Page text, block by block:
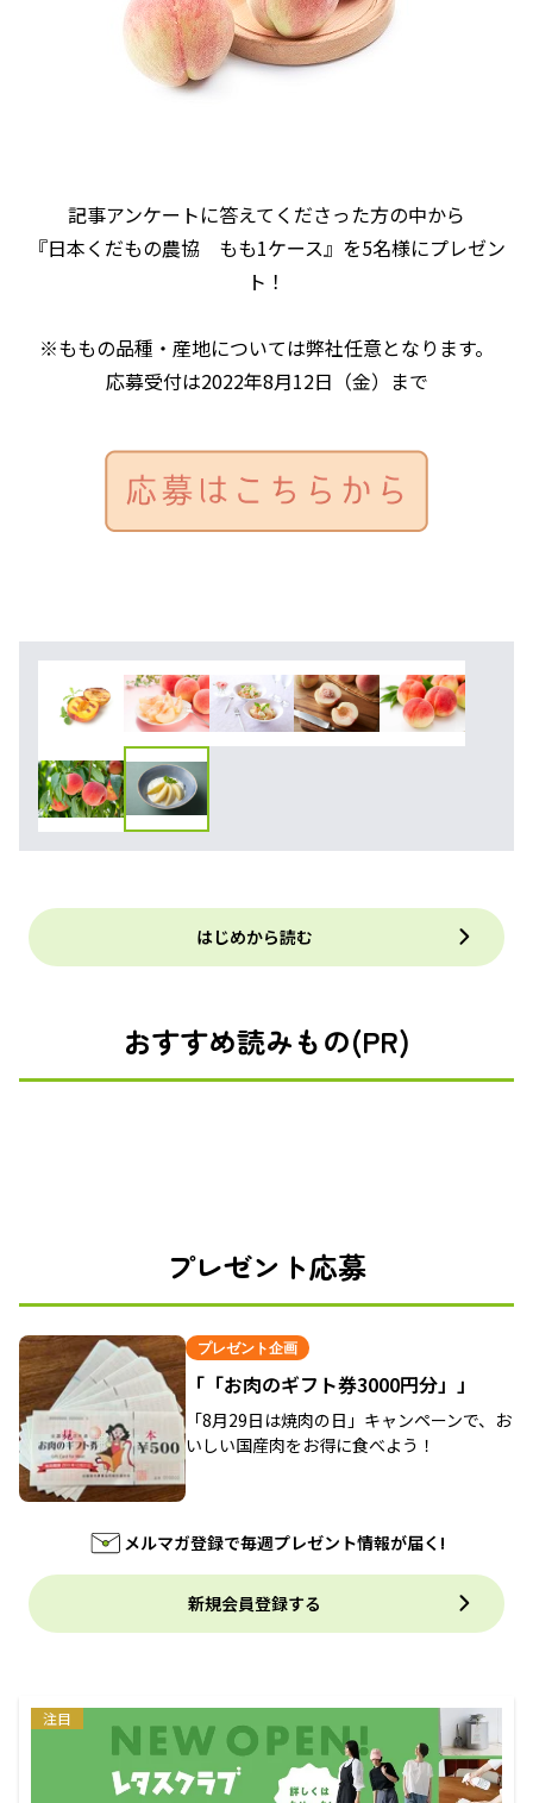
記事アンケートに答えてくださった方の中から
『日本くだもの農協 もも1ケース』を5名様にプレゼン
ト！
※ももの品種・産地については弊社任意となります。
応募受付は2022年8月12日（金）まで
はじめから読む
おすすめ読みもの(PR)
プレゼント応募
プレゼント企画
「「お肉のギフト券3000円分」」
「8月29日は焼肉の日」キャンペーンで、お
いしい国産肉をお得に食べよう！
メルマガ登録で毎週プレゼント情報が届く!
新規会員登録する
注目